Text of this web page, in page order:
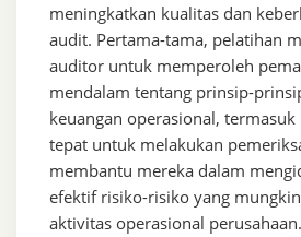
meningkatkan kualitas dan
audit. Pertama-tama, pelatihan
auditor untuk memperoleh
mendalam tentang prinsip-
keuangan operasional,
tepat untuk melakukan
membantu mereka dalam
efektif risiko-risiko yang
aktivitas operasional